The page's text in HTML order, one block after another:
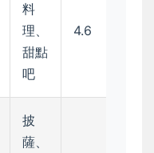
料
理、
甜點
吧
4.6
披
薩、